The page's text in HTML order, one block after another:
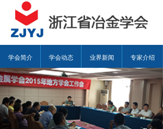
学会简介 学会动态 业界新闻 专家介绍